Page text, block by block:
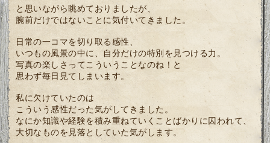
と思いながら眺めておりましたが、
腕前だけではないことに気付いてきました。
日常の一コマを切り取る感性、
いつもの風景の中に、自分だけの特別を見つける力。
写真の楽しさってこういうことなのね！と
思わず毎日見てしまいます。
私に欠けていたのは
こういう感性だった気がしてきました。
なにか知識や経験を積み重ねていくことばかりに囚われて、
大切なものを見落としていた気がします。